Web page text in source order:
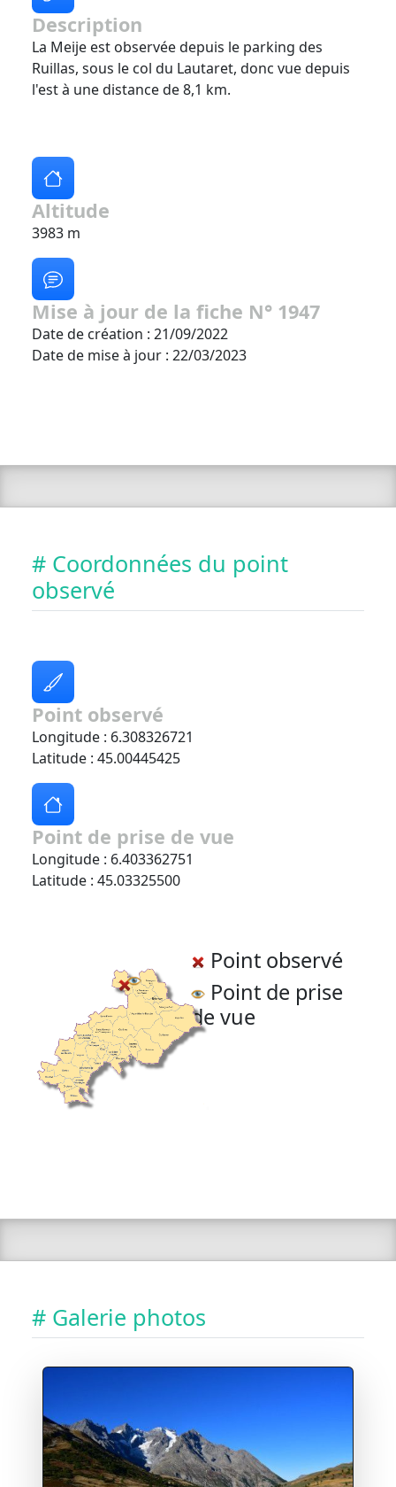
Description
La Meije est observée depuis le parking des
Ruillas, sous le col du Lautaret, donc vue depuis
l'est à une distance de 8,1 km.
Altitude
3983 m
Mise à jour de la fiche N° 1947
Date de création : 21/09/2022
Date de mise à jour : 22/03/2023
# Coordonnées du point
observé
Point observé
Longitude : 6.308326721
Latitude : 45.00445425
Point de prise de vue
Longitude : 6.403362751
Latitude : 45.03325500
Point observé
Point de prise
de vue
# Galerie photos